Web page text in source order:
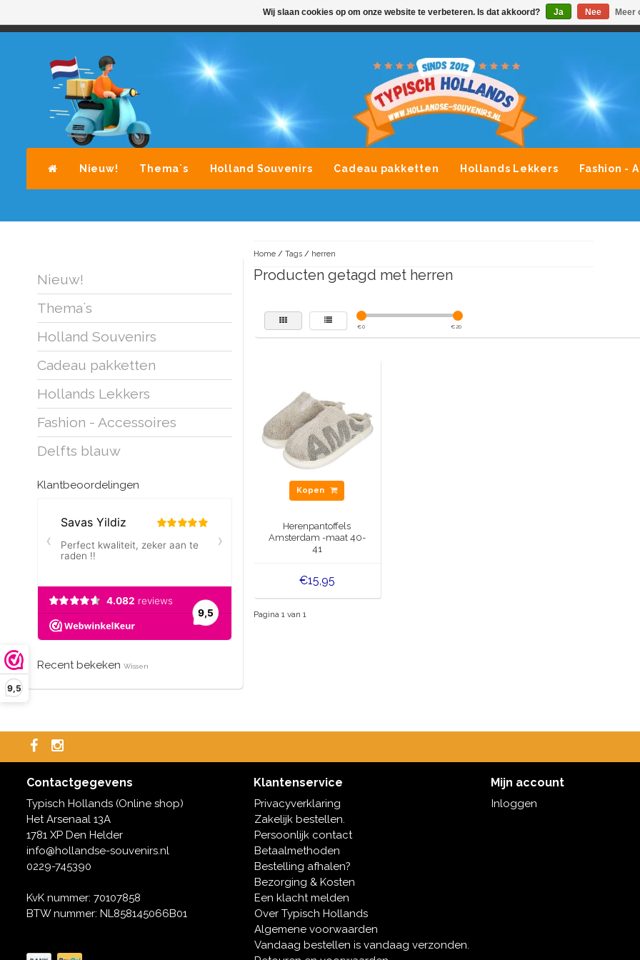
9,5
AVONDLEVERING MOGELIJK ALLE MERKEN SOUVENIRS
Nieuw! Thema`s Holland Souvenirs Cadeau pakketten Hollands Lekkers Fashion -
Nieuw!
Thema`s
Holland Souvenirs
Cadeau pakketten
Hollands Lekkers
Fashion - Accessoires
Delfts blauw
Klantbeoordelingen
Recent bekeken Wissen
Home/ Tags/ herren
Producten getagd met herren
€0 €20
Kopen
Herenpantoffels
Amsterdam -maat 40-
41
€15,95
Pagina 1 van 1
Contactgegevens
Typisch Hollands (Online shop)
Het Arsenaal 13A
1781 XP Den Helder
info@hollandse-souvenirs.nl
0229-745390
KvK nummer: 70107858
BTW nummer: NL858145066B01
Klantenservice
Privacyverklaring
Zakelijk bestellen.
Persoonlijk contact
Betaalmethoden
Bestelling afhalen?
Bezorging & Kosten
Een klacht melden
Over Typisch Hollands
Algemene voorwaarden
Vandaag bestellen is vandaag verzonden.
Mijn account
Inloggen
Wij slaan cookies op om onze website te verbeteren. Is dat akkoord? Ja Nee Meer